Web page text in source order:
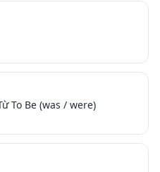
To Be (was / were)